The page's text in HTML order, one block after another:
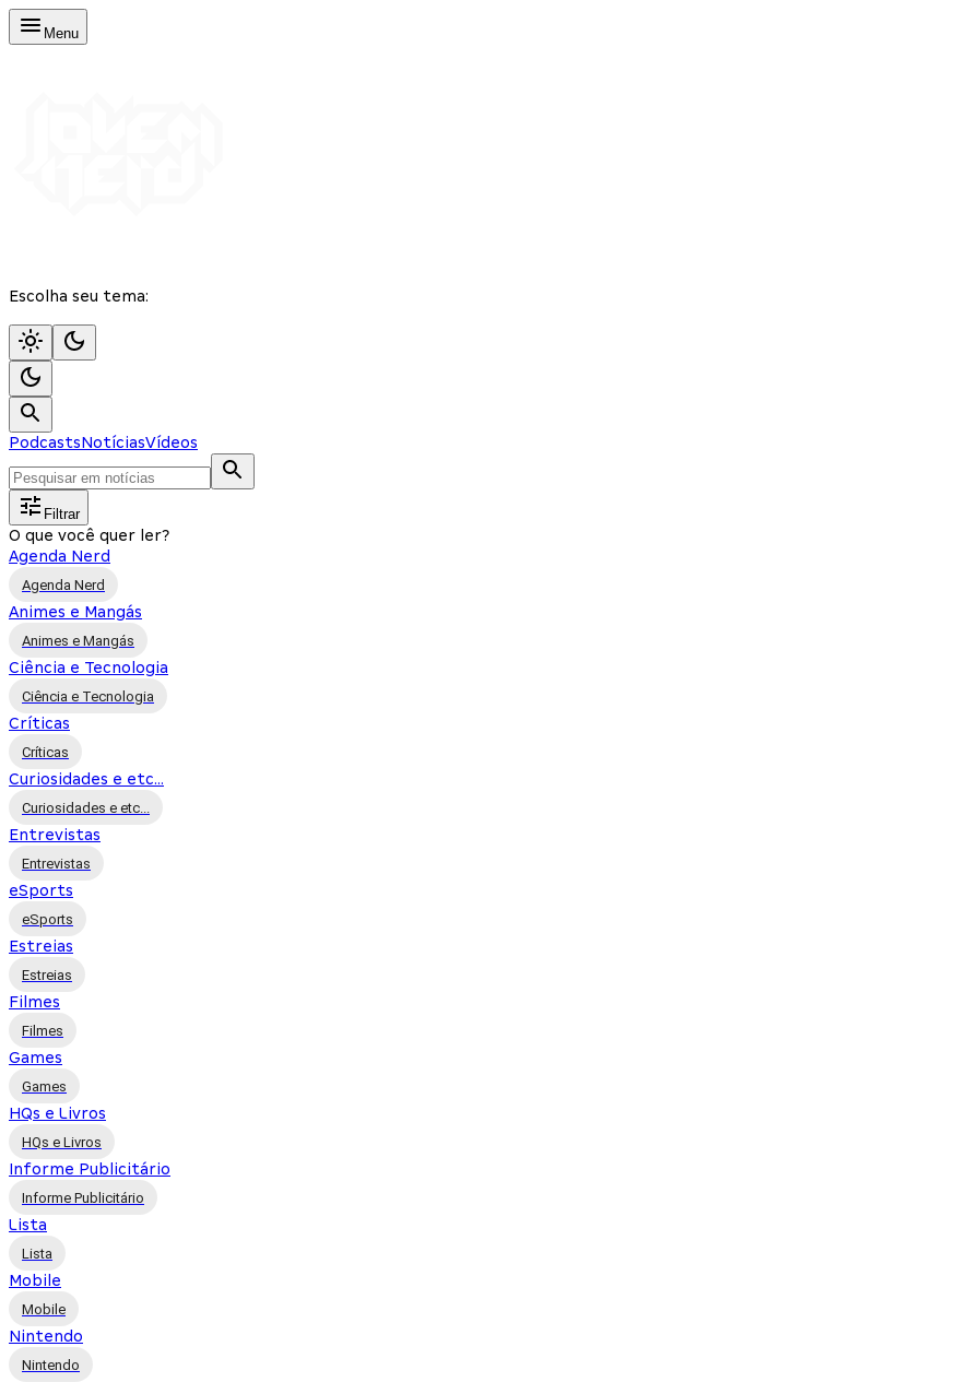
Menu
Escolha seu tema:
PodcastsNotíciasVídeos
Filtrar
O que você quer ler?
Agenda Nerd
Agenda Nerd
Animes e Mangás
Animes e Mangás
Ciência e Tecnologia
Ciência e Tecnologia
Críticas
Críticas
Curiosidades e etc...
Curiosidades e etc...
Entrevistas
Entrevistas
eSports
eSports
Estreias
Estreias
Filmes
Filmes
Games
Games
HQs e Livros
HQs e Livros
Informe Publicitário
Informe Publicitário
Lista
Lista
Mobile
Mobile
Nintendo
Nintendo